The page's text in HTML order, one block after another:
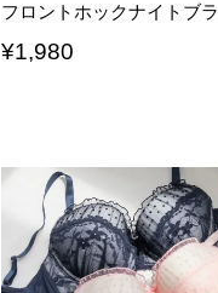
フロントホックナイトブラ
¥1,980